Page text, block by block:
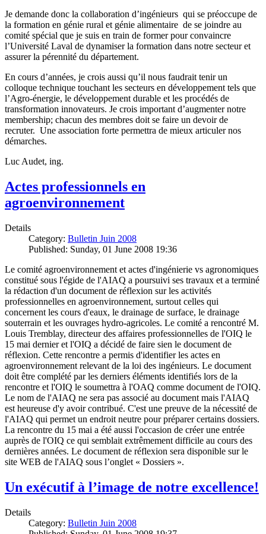
Je demande donc la collaboration d’ingénieurs qui se préoccupe de
la formation en génie rural et génie alimentaire de se joindre au
comité spécial que je suis en train de former pour convaincre
l’Université Laval de dynamiser la formation dans notre secteur et
assurer la pérennité du département.
En cours d’années, je crois aussi qu’il nous faudrait tenir un
colloque technique touchant les secteurs en développement tels que
l’Agro-énergie, le développement durable et les procédés de
transformation innovateurs. Je crois important d’augmenter notre
membership; chacun des membres doit se faire un devoir de
recruter. Une association forte permettra de mieux articuler nos
démarches.
Luc Audet, ing.
Actes professionnels en
agroenvironnement
Details
Category: Bulletin Juin 2008
Published: Sunday, 01 June 2008 19:36
Le comité agroenvironnement et actes d'ingénierie vs agronomiques
constitué sous l'égide de l'AIAQ a poursuivi ses travaux et a terminé
la rédaction d'un document de réflexion sur les activités
professionnelles en agroenvironnement, surtout celles qui
concernent les cours d'eaux, le drainage de surface, le drainage
souterrain et les ouvrages hydro-agricoles. Le comité a rencontré M.
Louis Tremblay, directeur des affaires professionnelles de l'OIQ le
15 mai dernier et l'OIQ a décidé de faire sien le document de
réflexion. Cette rencontre a permis d'identifier les actes en
agroenvironnement relevant de la loi des ingénieurs. Le document
doit être complété par les derniers éléments identifiés lors de la
rencontre et l'OIQ le soumettra à l'OAQ comme document de l'OIQ.
Le nom de l'AIAQ ne sera pas associé au document mais l'AIAQ
est heureuse d'y avoir contribué. C'est une preuve de la nécessité de
l'AIAQ qui permet un endroit neutre pour préparer certains dossiers.
La rencontre du 15 mai a été aussi l'occasion de créer une entrée
auprès de l'OIQ ce qui semblait extrêmement difficile au cours des
dernières années. Le document de réflexion sera disponible sur le
site WEB de l'AIAQ sous l’onglet « Dossiers ».
Un exécutif à l’image de notre excellence!
Details
Category: Bulletin Juin 2008